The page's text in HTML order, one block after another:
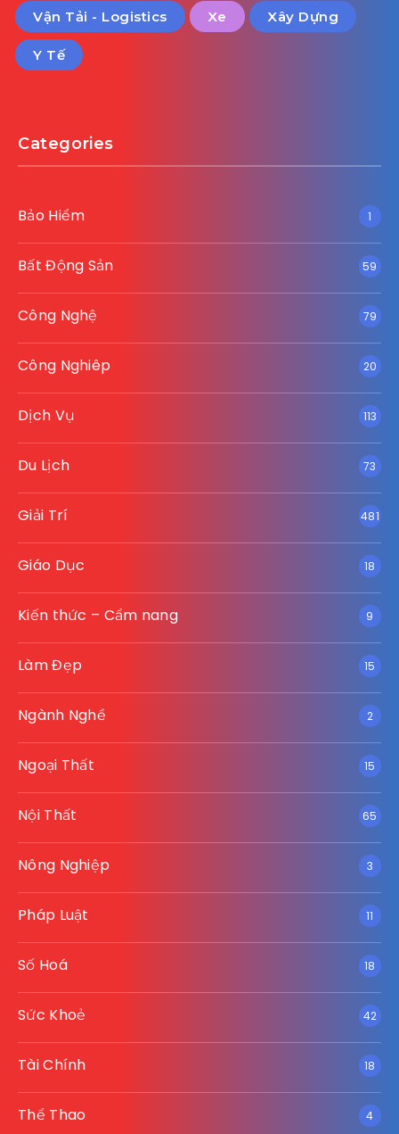
Vận Tải - Logistics Xe Xây Dựng
Y Tế
Categories
Bảo Hiểm 1
Bất Động Sản 59
Công Nghệ 79
Công Nghiêp 20
Dịch Vụ 113
Du Lịch 73
Giải Trí 481
Giáo Dục 18
Kiến thức – Cẩm nang 9
Làm Đẹp 15
Ngành Nghề 2
Ngoại Thất 15
Nội Thất 65
Nông Nghiệp 3
Pháp Luật 11
Số Hoá 18
Sức Khoẻ 42
Tài Chính 18
Thể Thao 4